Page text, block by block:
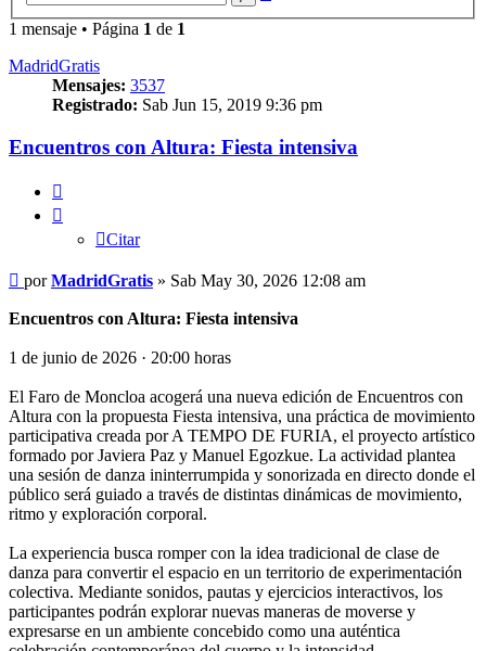
1 mensaje • Página 1 de 1
MadridGratis
Mensajes: 3537
Registrado: Sab Jun 15, 2019 9:36 pm
Encuentros con Altura: Fiesta intensiva
Citar
Mensaje
porMadridGratis » Sab May 30, 2026 12:08 am
Encuentros con Altura: Fiesta intensiva
1 de junio de 2026 · 20:00 horas
El Faro de Moncloa acogerá una nueva edición de Encuentros con
Altura con la propuesta Fiesta intensiva, una práctica de movimiento
participativa creada por A TEMPO DE FURIA, el proyecto artístico
formado por Javiera Paz y Manuel Egozkue. La actividad plantea
una sesión de danza ininterrumpida y sonorizada en directo donde el
público será guiado a través de distintas dinámicas de movimiento,
ritmo y exploración corporal.
La experiencia busca romper con la idea tradicional de clase de
danza para convertir el espacio en un territorio de experimentación
colectiva. Mediante sonidos, pautas y ejercicios interactivos, los
participantes podrán explorar nuevas maneras de moverse y
expresarse en un ambiente concebido como una auténtica